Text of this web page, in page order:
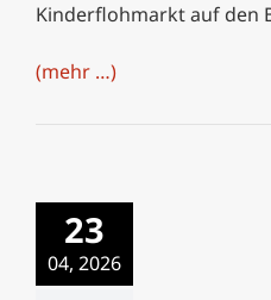
Kinderflohmarkt auf den
(mehr …)
23
04, 2026